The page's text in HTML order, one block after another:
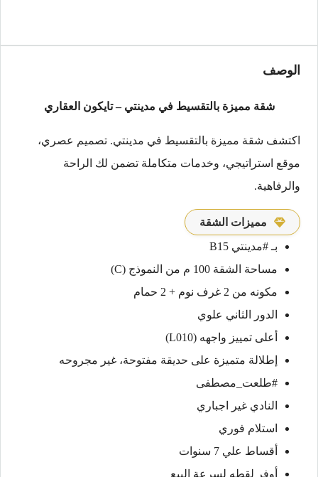
الوصف
شقة مميزة بالتقسيط في مدينتي – تايكون العقاري
اكتشف شقة مميزة بالتقسيط في مدينتي. تصميم عصري،
موقع استراتيجي، وخدمات متكاملة تضمن لك الراحة
والرفاهية.
مميزات الشقة
بـ #مدينتي B15
مساحة الشقة 100 م من النموذج (C)
مكونه من 2 غرف نوم + 2 حمام
الدور الثاني علوي
أعلى تمييز واجهه (L010)
إطلالة متميزة على حديقة مفتوحة، غير مجروحه
#طلعت_مصطفى
النادي غير اجباري
استلام فوري
أقساط علي 7 سنوات
أوفر لقطه لسرعة البيع